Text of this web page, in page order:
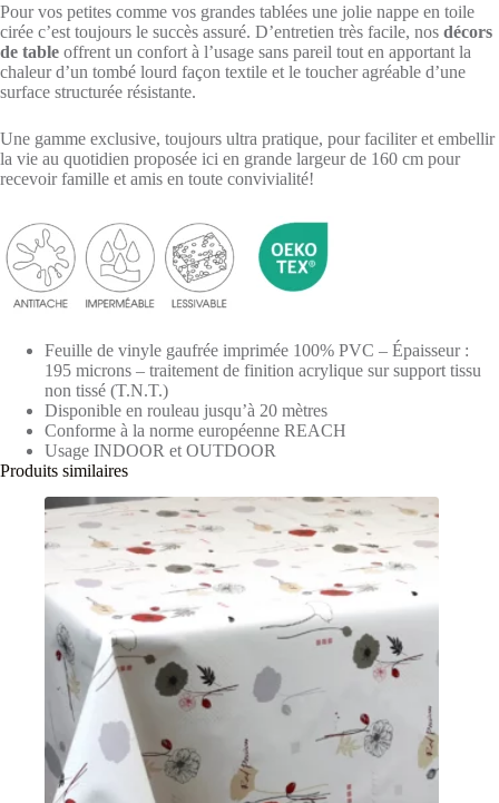
Pour vos petites comme vos grandes tablées une jolie nappe en toile
cirée c’est toujours le succès assuré. D’entretien très facile, nos décors
de table offrent un confort à l’usage sans pareil tout en apportant la
chaleur d’un tombé lourd façon textile et le toucher agréable d’une
surface structurée résistante.
Une gamme exclusive, toujours ultra pratique, pour faciliter et embellir
la vie au quotidien proposée ici en grande largeur de 160 cm pour
recevoir famille et amis en toute convivialité!
Feuille de vinyle gaufrée imprimée 100% PVC – Épaisseur :
195 microns – traitement de finition acrylique sur support tissu
non tissé (T.N.T.)
Disponible en rouleau jusqu’à 20 mètres
Conforme à la norme européenne REACH
Usage INDOOR et OUTDOOR
Produits similaires